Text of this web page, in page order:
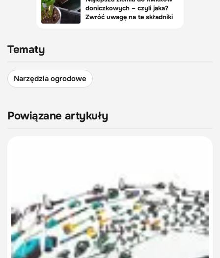
Tematy
Narzędzia ogrodowe
Powiązane artykuły